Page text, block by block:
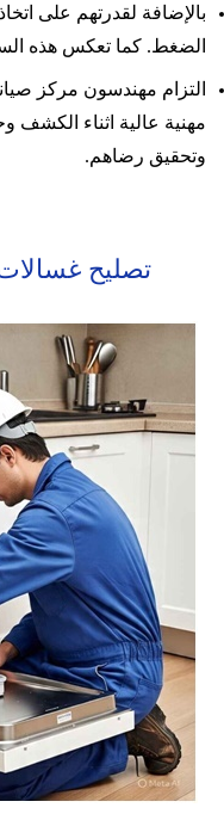
بالإضافة لقدرتهم على
الضغط. كما تعكس هذه
التزام مهندسون مركز
مهنية عالية اثناء الكشف
وتحقيق رضاهم.
تصليح